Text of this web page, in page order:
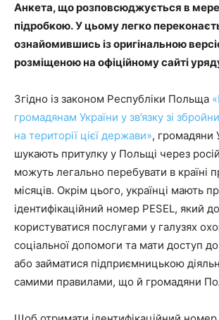
Анкета, що розповсюджується в
підробкою. У цьому легко
ознайомившись із оригінальною
розміщеною на офіційному сайті
Згідно із законом Республіки Польща
громадянам України у зв’язку зі
на території цієї держави», громадяни
шукають притулку у Польщі через
можуть легально перебувати в країні
місяців. Окрім цього, українці мають
ідентифікаційний номер PESEL, який
користуватися послугами у галузях
соціальної допомоги та мати доступ
або займатися підприємницькою
самими правилами, що й громадяни